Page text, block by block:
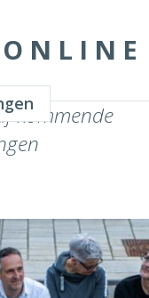
kommende